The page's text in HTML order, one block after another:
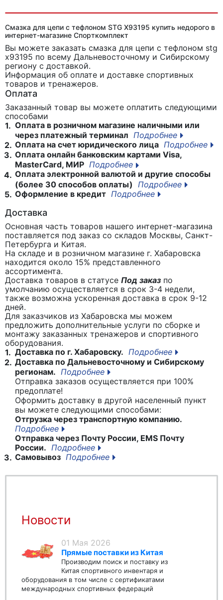
Смазка для цепи с тефлоном STG X93195 купить недорого в
интернет-магазине Спорткомплект
Вы можете заказать смазка для цепи с тефлоном stg
x93195 по всему Дальневосточному и Сибирскому
региону с доставкой.
Информация об оплате и доставке спортивных
товаров и тренажеров.
Оплата
Заказанный товар вы можете оплатить следующими
способами
1. Оплата в розничном магазине наличными или
через платежный терминал Подробнее
2. Оплата на счет юридического лица Подробнее
3. Оплата онлайн банковским картами Visa,
MasterCard, МИР Подробнее
4. Оплата электронной валютой и другие способы
(более 30 способов оплаты)
Подробнее
5. Оформление в кредит Подробнее
Доставка
Основная часть товаров нашего интернет-магазина
поставляется под заказ со складов Москвы, Санкт-
Петербурга и Китая.
На складе и в розничном магазине г. Хабаровска
находится около 15% представленного
ассортимента.
Доставка товаров в статусе Под заказ по
умолчанию осуществляется в срок 3-4 недели,
также возможна ускоренная доставка в срок 9-12
дней.
Для заказчиков из Хабаровска мы можем
предложить дополнительные услуги по сборке и
монтажу заказанных тренажеров и спортивного
оборудования.
1. Доставка по г. Хабаровску. Подробнее
2. Доставка по Дальневосточному и Сибирскому
регионам. Подробнее
Отправка заказов осуществляется при 100%
предоплате!
Оформить доставку в другой населенный пункт
вы можете следующими способами:
Отгрузка через транспортную компанию.
Подробнее
Отправка через Почту России, EMS Почту
России. Подробнее
3. Самовывоз Подробнее
Новости
01 Мая 2026
Прямые поставки из Китая
Производим поиск и поставку из
Китая спортивного инвентаря и
оборудования в том числе с сертификатами
международных спортивных федераций